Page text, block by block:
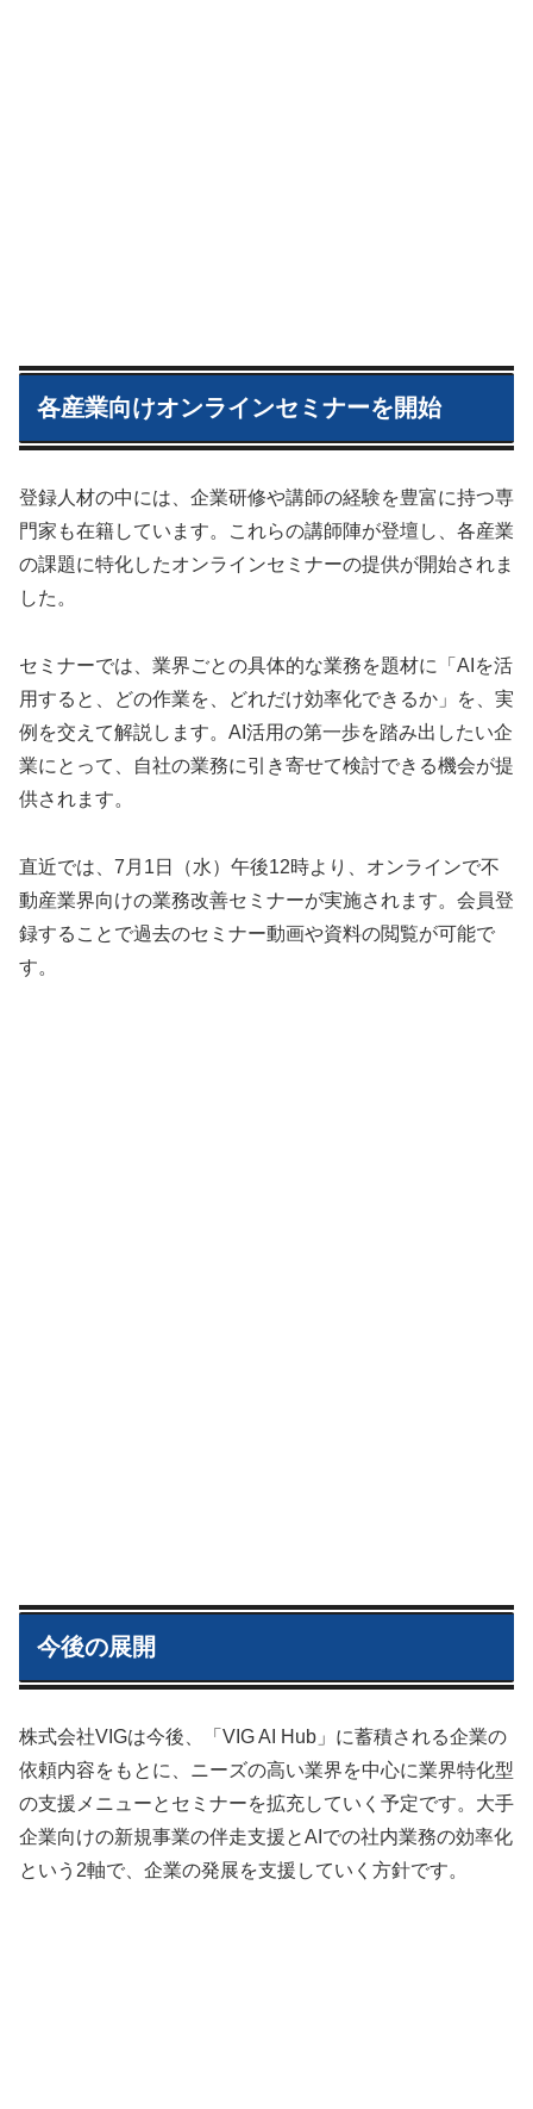
各産業向けオンラインセミナーを開始
登録人材の中には、企業研修や講師の経験を豊富に持つ専
門家も在籍しています。これらの講師陣が登壇し、各産業
の課題に特化したオンラインセミナーの提供が開始されま
した。
セミナーでは、業界ごとの具体的な業務を題材に「AIを活
用すると、どの作業を、どれだけ効率化できるか」を、実
例を交えて解説します。AI活用の第一歩を踏み出したい企
業にとって、自社の業務に引き寄せて検討できる機会が提
供されます。
直近では、7月1日（水）午後12時より、オンラインで不
動産業界向けの業務改善セミナーが実施されます。会員登
録することで過去のセミナー動画や資料の閲覧が可能で
す。
今後の展開
株式会社VIGは今後、「VIG AI Hub」に蓄積される企業の
依頼内容をもとに、ニーズの高い業界を中心に業界特化型
の支援メニューとセミナーを拡充していく予定です。大手
企業向けの新規事業の伴走支援とAIでの社内業務の効率化
という2軸で、企業の発展を支援していく方針です。